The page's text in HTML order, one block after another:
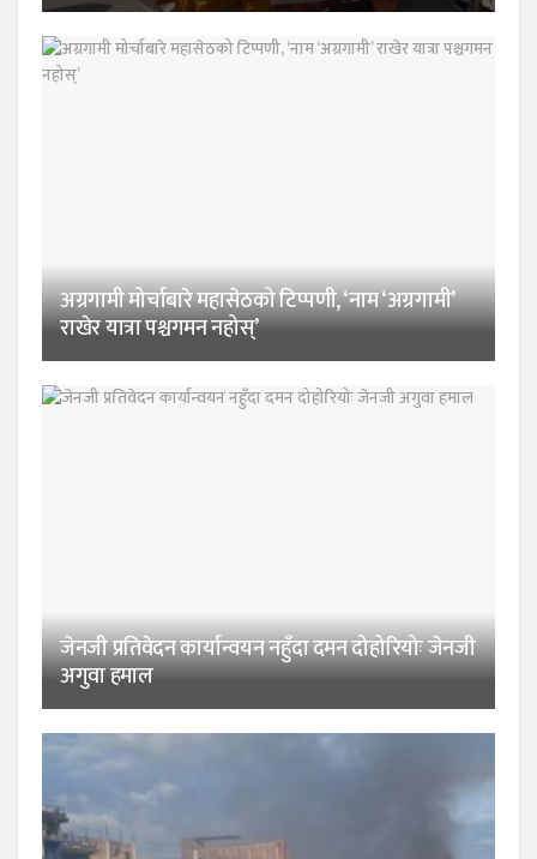
अग्रगामी मोर्चाबारे महासेठको टिप्पणी, ‘नाम ‘अग्रगामी’
राखेर यात्रा पश्चगमन नहोस्’
जेनजी प्रतिवेदन कार्यान्वयन नहुँदा दमन दोहोरियोः जेनजी
अगुवा हमाल